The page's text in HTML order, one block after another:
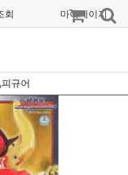
회 마이페이지
규어